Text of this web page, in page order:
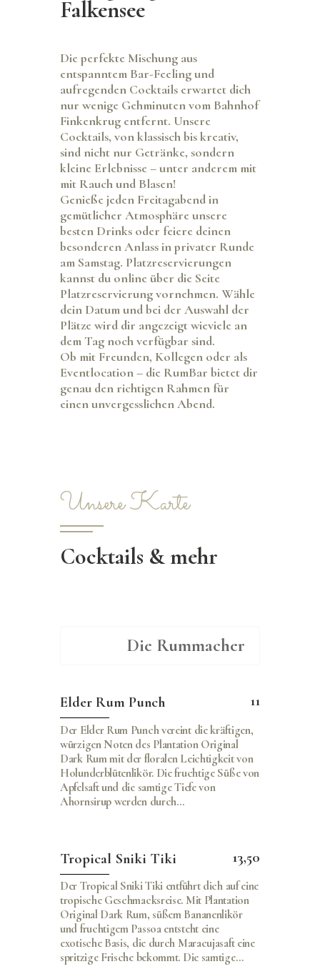
Falkensee
Die perfekte Mischung aus
entspanntem Bar-Feeling und
aufregenden Cocktails erwartet dich
nur wenige Gehminuten vom Bahnhof
Finkenkrug entfernt. Unsere
Cocktails, von klassisch bis kreativ,
sind nicht nur Getränke, sondern
kleine Erlebnisse – unter anderem mit
mit Rauch und Blasen!
Genieße jeden Freitagabendin
gemütlicher Atmosphäre unsere
besten Drinks oder feiere deinen
besonderen Anlass in privater Runde
am Samstag. Platzreservierungen
kannst du online über die Seite
Platzreservierung vornehmen. Wähle
dein Datum und bei der Auswahl der
Plätze wird dir angezeigt wieviele an
dem Tag noch verfügbar sind.
Ob mit Freunden, Kollegen oder als
Eventlocation – die RumBar bietet dir
genau den richtigen Rahmen für
einen unvergesslichen Abend.
Unsere Karte
Cocktails & mehr
Die Rummacher
Elder Rum Punch 11
Der Elder Rum Punch vereint die kräftigen,
würzigen Noten des Plantation Original
Dark Rum mit der floralen Leichtigkeit von
Holunderblütenlikör. Die fruchtige Süße von
Apfelsaft und die samtige Tiefe von
Ahornsirup werden durch…
Tropical Sniki Tiki 13,50
Der Tropical Sniki Tiki entführt dich auf eine
tropische Geschmacksreise. Mit Plantation
Original Dark Rum, süßem Bananenlikör
und fruchtigem Passoa entsteht eine
exotische Basis, die durch Maracujasaft eine
spritzige Frische bekommt. Die samtige…